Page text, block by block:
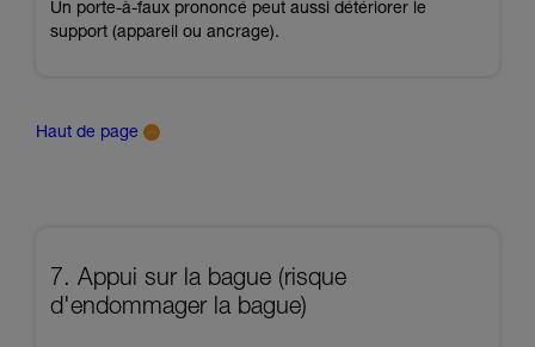
Un porte-à-faux prononcé peut aussi détériorer le
support (appareil ou ancrage).
Haut de page
7. Appui sur la bague (risque
d'endommager la bague)